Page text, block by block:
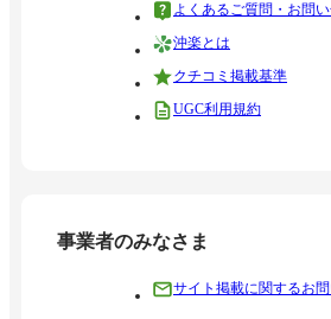
よくあるご質問・お問
沖楽とは
クチコミ掲載基準
UGC利用規約
事業者のみなさま
サイト掲載に関するお